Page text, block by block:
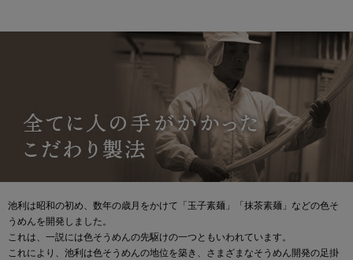
池利は昭和の初め、数年の歳月をかけて「玉子素麺」「抹茶素麺」などの色そ
うめんを開発しました。
これは、一説には色そうめんの先駆けの一つともいわれています。
これにより、池利は色そうめんの地位を築き、さまざまなそうめん開発の足掛